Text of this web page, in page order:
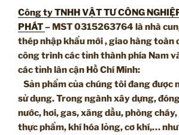
Công ty TNHH VẬT TƯ CÔNG
PHÁT– MST 0315263764 là nhà
thép nhập khẩu mới , giao hàng toàn
công trình các tỉnh thành phía Nam
các tỉnh lân cận Hồ Chí Minh:
Sản phẩm của chúng tôi đang được
sử dụng. Trong ngành xây dựng,
nước, hơi, gas, xăng dầu, phòng
thực phẩm, khí hóa lỏng, cơ khí,… như